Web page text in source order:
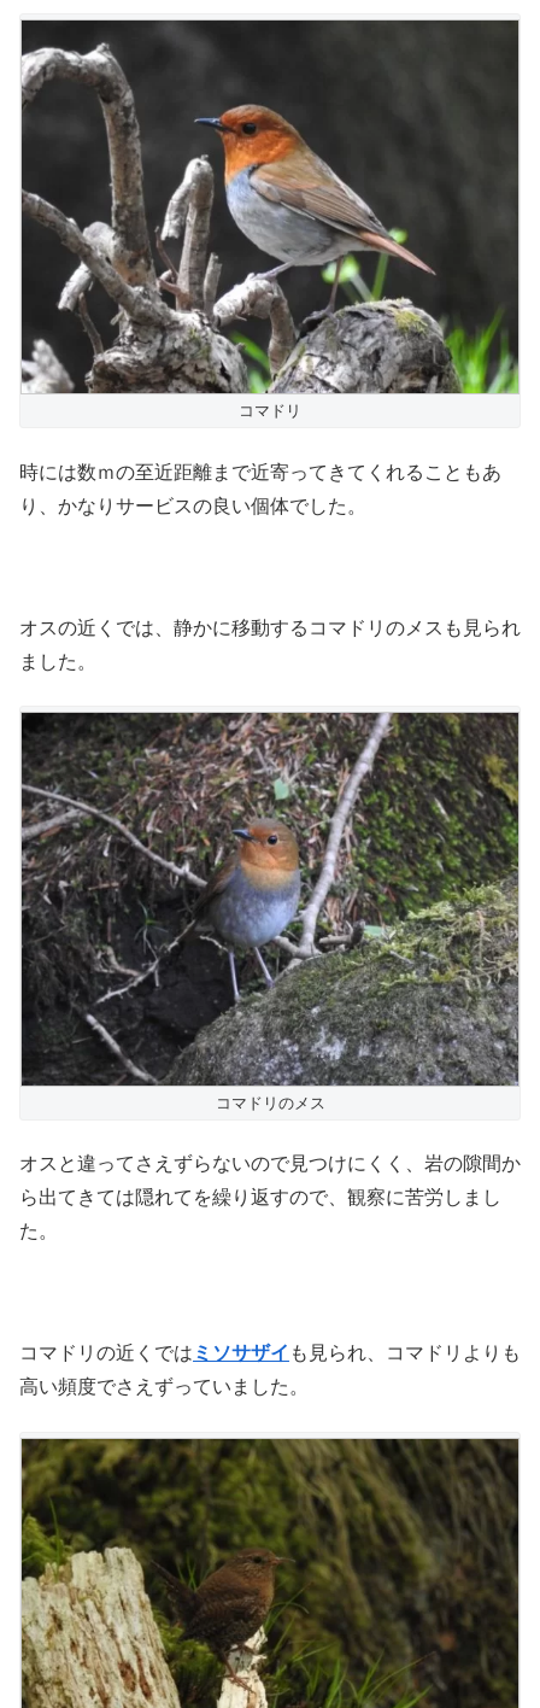
コマドリ
時には数ｍの至近距離まで近寄ってきてくれることもあ
り、かなりサービスの良い個体でした。
オスの近くでは、静かに移動するコマドリのメスも見られ
ました。
コマドリのメス
オスと違ってさえずらないので見つけにくく、岩の隙間か
ら出てきては隠れてを繰り返すので、観察に苦労しまし
た。
コマドリの近くでは ミソサザイ も見られ、コマドリよりも
高い頻度でさえずっていました。